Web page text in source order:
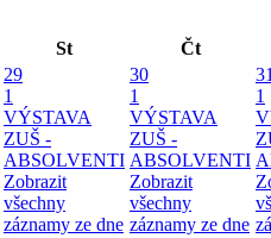
St
Čt
29
1
VÝSTAVA
ZUŠ -
ABSOLVENTI
Zobrazit
všechny
záznamy ze dne
30
1
VÝSTAVA
ZUŠ -
ABSOLVENTI
Zobrazit
všechny
záznamy ze dne
1